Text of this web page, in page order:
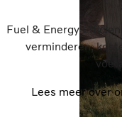
Fuel & Energy
verminderen,
Lees meer over